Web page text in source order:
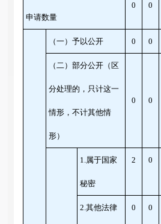
申请数量
0 0
（一）予以公开 0 0
（二）部分公开 （区
分处理的，只计这一
情形，不计其他情
形）
0 0
1.属于国家
秘密
2 0
2.其他法律 0 0